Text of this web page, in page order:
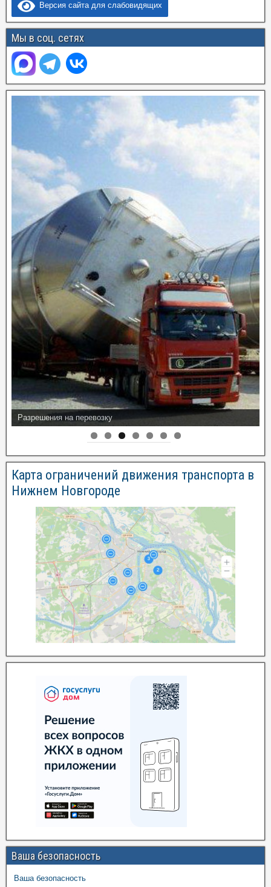
Версия сайта для слабовидящих
Мы в соц. сетях
Разрешения на перевозку
Карта ограничений движения транспорта в
Нижнем Новгороде
Ваша безопасность
Ваша безопасность